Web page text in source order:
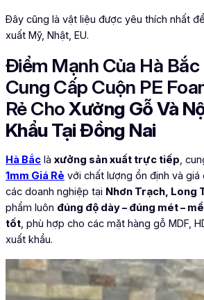
Đây cũng là vật liệu được yêu thích nhất
xuất Mỹ, Nhật, EU.
Điểm Mạnh Của Hà
Cung Cấp Cuộn PE
Rẻ ChoXưởng Gỗ Và
Khẩu Tại Đồng Nai
Hà Bắc là xưởng sản xuất trực tiếp,
1mm Giá Rẻ với chất lượng ổn định và giá
các doanh nghiệp tại Nhơn Trạch, Long
phẩm luôn đúng độ dày – đúng mét –
tốt, phù hợp cho các mặt hàng gỗ MDF,
xuất khẩu.